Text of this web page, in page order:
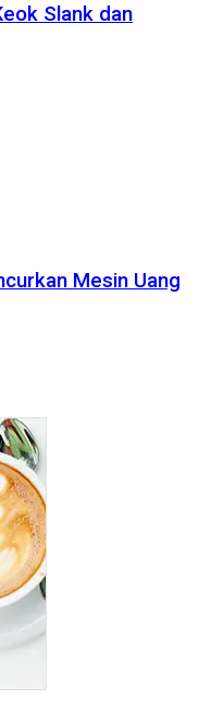
Slank dan
Mesin Uang